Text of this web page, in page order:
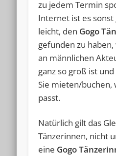
zu jedem Termin
Internet ist es sonst
leicht, den Gogo
gefunden zu
an männlichen
ganz so groß ist
Sie mieten/buchen,
passt.
Natürlich gilt das
Tänzerinnen, nicht
eine Gogo